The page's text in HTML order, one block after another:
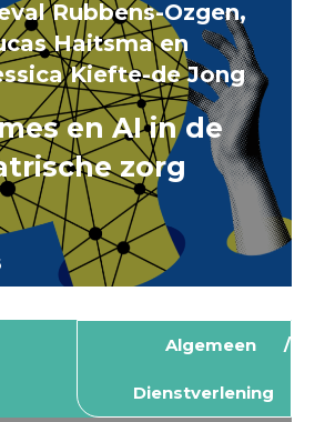
Rubbens-Ozgen,
Haitsma en
Kiefte-de Jong
en AI in de
zorg
Algemeen
Dienstverlening